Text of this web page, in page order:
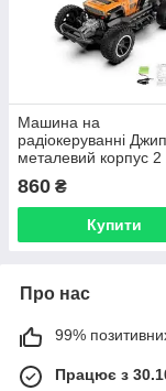
Машина на
радіокеруванні Джип
металевий корпус 2
батарейках SL-237A
860 ₴
Купити
Про нас
99%
Працює з